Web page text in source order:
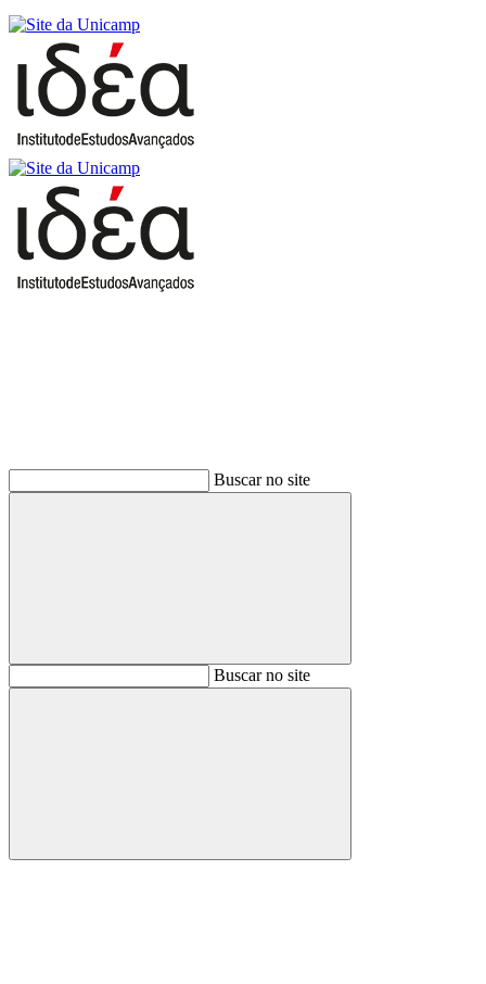
Buscar no site
BuscarBuscar no site
Buscar